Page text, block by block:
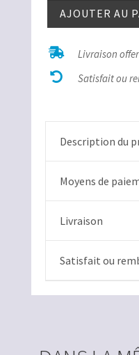
quantité
Aragonite
Pérou
AJOUTER AU
 Livraison
 Satisfait ou
Description du
Moyens de
Livraison
Satisfait ou